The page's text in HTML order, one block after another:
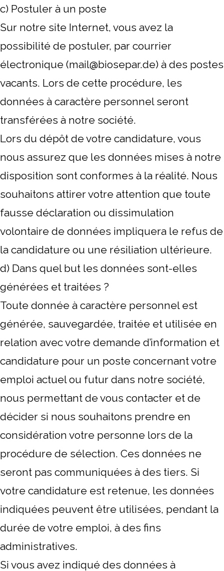
c) Postuler à un poste
Sur notre site Internet, vous avez la
possibilité de postuler, par courrier
électronique (mail@biosepar.de) à des postes
vacants. Lors de cette procédure, les
données à caractère personnel seront
transférées à notre société.
Lors du dépôt de votre candidature, vous
nous assurez que les données mises à notre
disposition sont conformes à la réalité. Nous
souhaitons attirer votre attention que toute
fausse déclaration ou dissimulation
volontaire de données impliquera le refus de
la candidature ou une résiliation ultérieure.
d) Dans quel but les données sont-elles
générées et traitées ?
Toute donnée à caractère personnel est
générée, sauvegardée, traitée et utilisée en
relation avec votre demande d’information et
candidature pour un poste concernant votre
emploi actuel ou futur dans notre société,
nous permettant de vous contacter et de
décider si nous souhaitons prendre en
considération votre personne lors de la
procédure de sélection. Ces données ne
seront pas communiquées à des tiers. Si
votre candidature est retenue, les données
indiquées peuvent être utilisées, pendant la
durée de votre emploi, à des fins
administratives.
Si vous avez indiqué des données à